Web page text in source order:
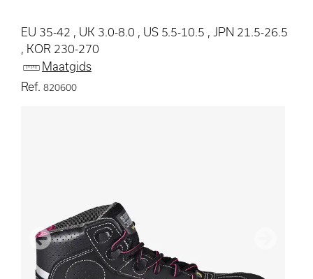
EU 35-42 , UK 3.0-8.0 , US 5.5-10.5 , JPN 21.5-26.5
, KOR 230-270
Maatgids
Ref. 820600
Vorige